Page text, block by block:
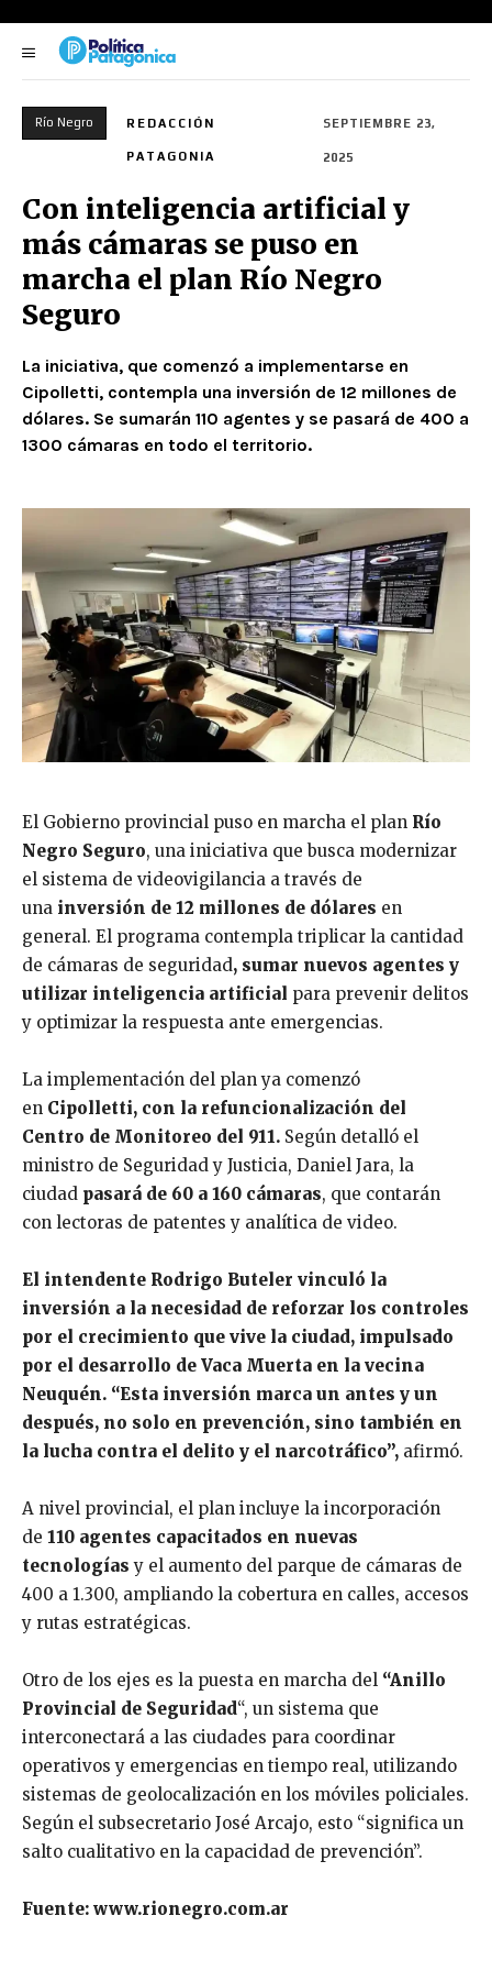
Río Negro REDACCIÓN
PATAGONIA
SEPTIEMBRE 23,
2025
Con inteligencia artificial y
más cámaras se puso en
marcha el plan Río Negro
Seguro
La iniciativa, que comenzó a implementarse en
Cipolletti, contempla una inversión de 12 millones de
dólares. Se sumarán 110 agentes y se pasará de 400 a
1300 cámaras en todo el territorio.
El Gobierno provincial puso en marcha el plan Río
Negro Seguro, una iniciativa que busca modernizar
el sistema de videovigilancia a través de
una inversión de 12 millones de dólares en
general. El programa contempla triplicar la cantidad
de cámaras de seguridad, sumar nuevos agentes y
utilizar inteligencia artificial para prevenir delitos
y optimizar la respuesta ante emergencias.
La implementación del plan ya comenzó
en Cipolletti, con la refuncionalización del
Centro de Monitoreo del 911. Según detalló el
ministro de Seguridad y Justicia, Daniel Jara, la
ciudad pasará de 60 a 160 cámaras, que contarán
con lectoras de patentes y analítica de video.
El intendente Rodrigo Buteler vinculó la
inversión a la necesidad de reforzar los controles
por el crecimiento que vive la ciudad, impulsado
por el desarrollo de Vaca Muerta en la vecina
Neuquén. “Esta inversión marca un antes y un
después, no solo en prevención, sino también en
la lucha contra el delito y el narcotráfico”, afirmó.
A nivel provincial, el plan incluye la incorporación
de 110 agentes capacitados en nuevas
tecnologías y el aumento del parque de cámaras de
400 a 1.300, ampliando la cobertura en calles, accesos
y rutas estratégicas.
Otro de los ejes es la puesta en marcha del “Anillo
Provincial de Seguridad“, un sistema que
interconectará a las ciudades para coordinar
operativos y emergencias en tiempo real, utilizando
sistemas de geolocalización en los móviles policiales.
Según el subsecretario José Arcajo, esto “significa un
salto cualitativo en la capacidad de prevención”.
Fuente: www.rionegro.com.ar